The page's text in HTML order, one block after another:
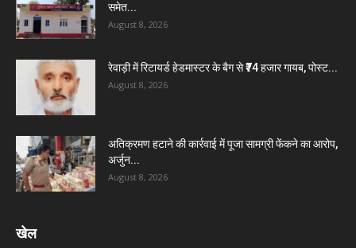
समेत...
August 8, 2026
रेवाड़ी में रिटायर्ड हेडमास्टर के बैग से ₹74 हजार गायब, पोस्ट...
August 8, 2026
अतिक्रमण हटाने की कार्रवाई में पूजा सामग्री फेंकने का आरोप,
अर्जुन...
August 8, 2026
खेल